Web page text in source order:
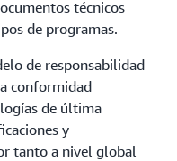
técnicos
de programas.
de responsabilidad
conformidad
de última
y
tanto a nivel global